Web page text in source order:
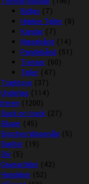
Bidløs (7)
Hjælpe Tøjler (8)
Kandar (7)
Næsebånd (14)
Pandebånd (51)
Trenser (60)
Tøjler (47)
Træktove (37)
Underlag (114)
(1200)
Back on track (27)
Bluser (45)
Brocher/slipsenåle (5)
Bælter (19)
Div (5)
Gaveartikler (42)
Handsker (52)